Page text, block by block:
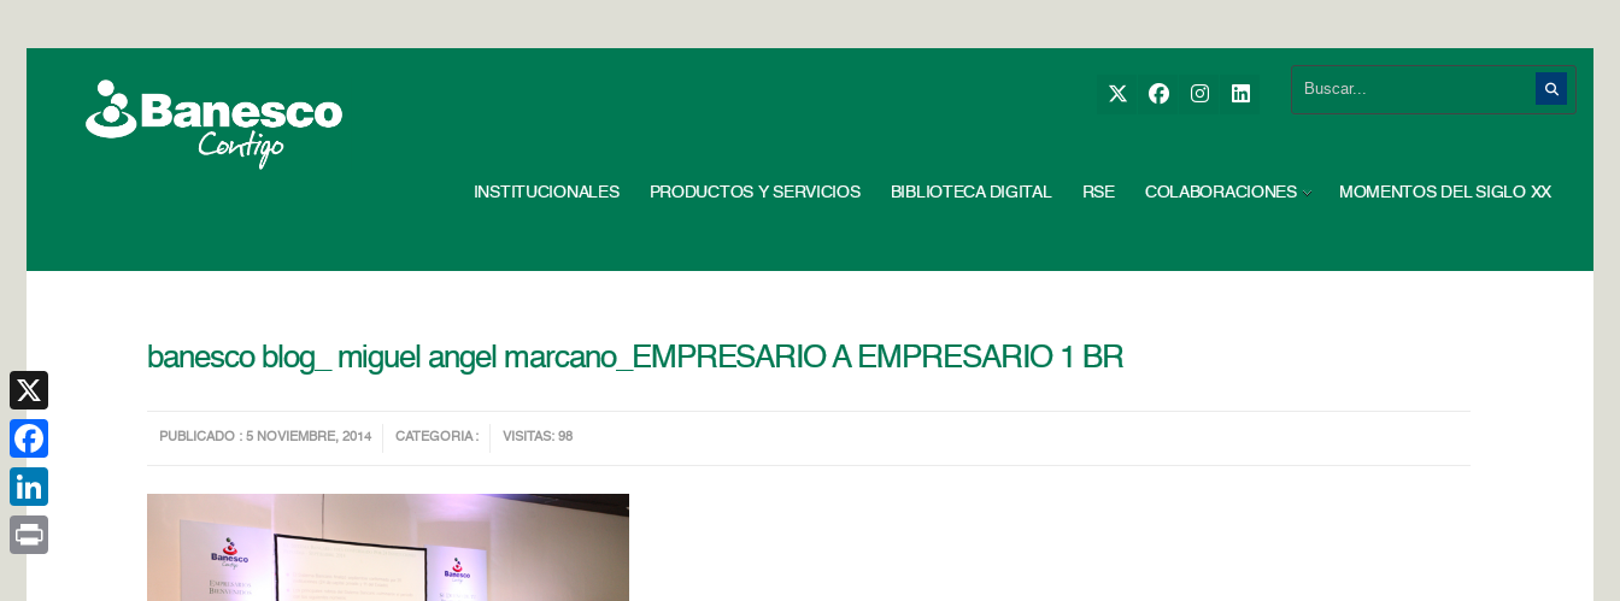
INSTITUCIONALES PRODUCTOS Y SERVICIOS BIBLIOTECA DIGITAL RSE COLABORACIONES MOMENTOS DEL SIGLO XX
banesco blog_ miguel angel marcano_EMPRESARIO A EMPRESARIO 1 BR
PUBLICADO : 5 NOVIEMBRE, 2014 CATEGORIA : VISITAS: 98
X
Facebook
LinkedIn